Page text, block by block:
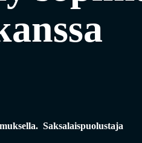
Saksalaispuolustaja